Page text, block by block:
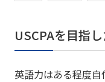
USCPAを目指
英語力はある程度